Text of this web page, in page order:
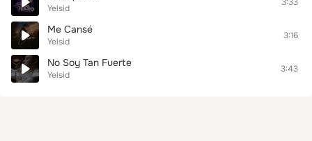
Yelsid
Me Cansé
Yelsid
3:16
No Soy Tan Fuerte
Yelsid
3:43